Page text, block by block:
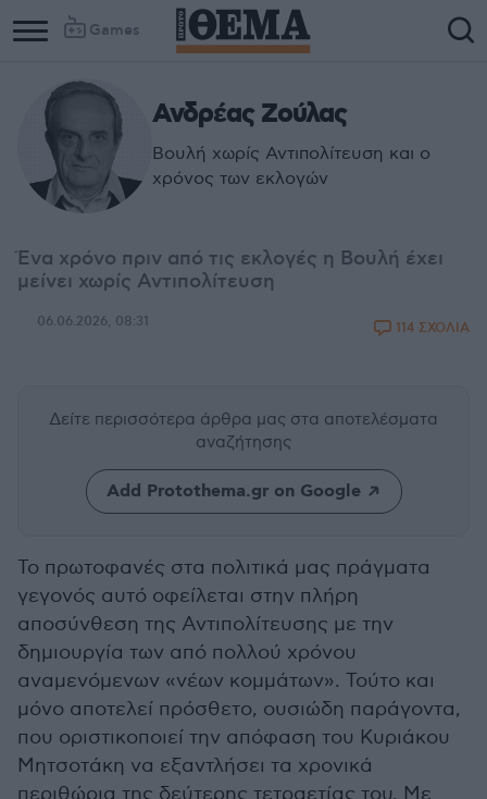
Games
Ανδρέας Ζούλας
Βουλή χωρίς Αντιπολίτευση και ο
χρόνος των εκλογών
Ένα χρόνο πριν από τις εκλογές η Βουλή έχει
μείνει χωρίς Αντιπολίτευση
06.06.2026, 08:31 114 ΣΧΟΛΙΑ
Δείτε περισσότερα άρθρα μας στα αποτελέσματα
αναζήτησης
Add Protothema.gr on Google
Το πρωτοφανές στα πολιτικά μας πράγματα
γεγονός αυτό οφείλεται στην πλήρη
αποσύνθεση της Αντιπολίτευσης με την
δημιουργία των από πολλού χρόνου
αναμενόμενων «νέων κομμάτων». Τούτο και
μόνο αποτελεί πρόσθετο, ουσιώδη παράγοντα,
που οριστικοποιεί την απόφαση του Κυριάκου
Μητσοτάκη να εξαντλήσει τα χρονικά
περιθώρια της δεύτερης τετραετίας του. Με